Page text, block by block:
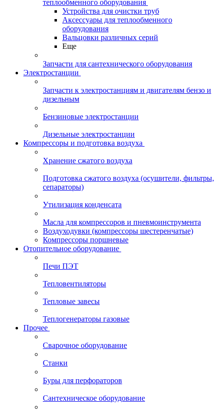
теплообменного оборудования
Устройства для очистки труб
Аксессуары для теплообменного
оборудования
Вальцовки различных серий
Еще
Запчасти для сантехнического оборудования
Электростанции
Запчасти к электростанциям и двигателям бензо и
дизельным
Бензиновые электростанции
Дизельные электростанции
Компрессоры и подготовка воздуха
Хранение сжатого воздуха
Подготовка сжатого воздуха (осушители, фильтры,
сепараторы)
Утилизация конденсата
Масла для компрессоров и пневмоинструмента
Воздуходувки (компрессоры шестеренчатые)
Компрессоры поршневые
Отопительное оборудование
Печи ПЭТ
Тепловентиляторы
Тепловые завесы
Теплогенераторы газовые
Прочее
Сварочное оборудование
Станки
Буры для перфораторов
Сантехническое оборудование